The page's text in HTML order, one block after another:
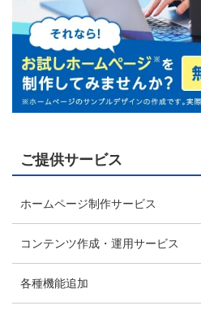
ご提供サービス
ホームページ制作サービス
コンテンツ作成・運用サービス
各種機能追加